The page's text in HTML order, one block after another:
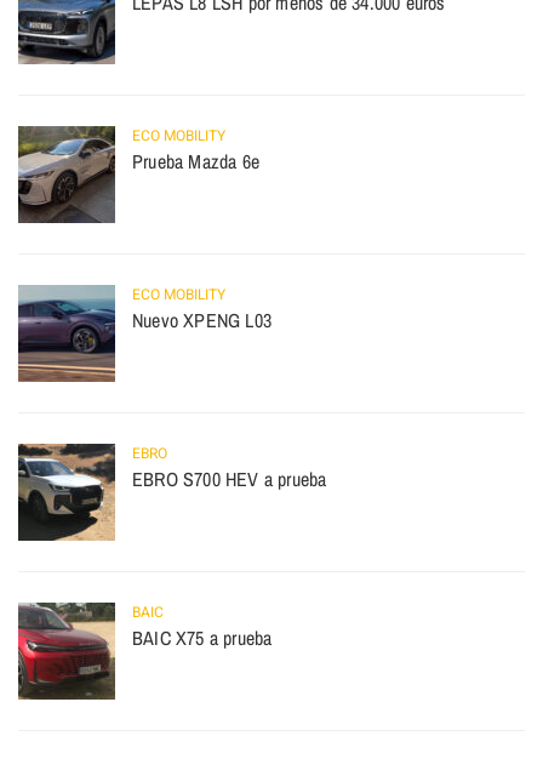
ECO MOBILITY
Prueba Mazda 6e
ECO MOBILITY
Nuevo XPENG L03
EBRO
EBRO S700 HEV a prueba
BAIC
BAIC X75 a prueba